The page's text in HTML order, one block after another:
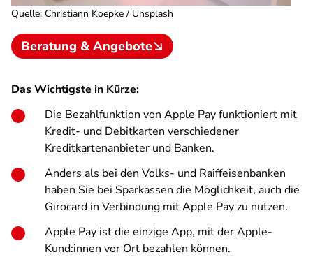
Quelle: Christiann Koepke / Unsplash
Beratung & Angebote
Das Wichtigste in Kürze:
Die Bezahlfunktion von Apple Pay funktioniert mit
Kredit- und Debitkarten verschiedener
Kreditkartenanbieter und Banken.
Anders als bei den Volks- und Raiffeisenbanken
haben Sie bei Sparkassen die Möglichkeit, auch die
Girocard in Verbindung mit Apple Pay zu nutzen.
Apple Pay ist die einzige App, mit der Apple-
Kund:innen vor Ort bezahlen können.